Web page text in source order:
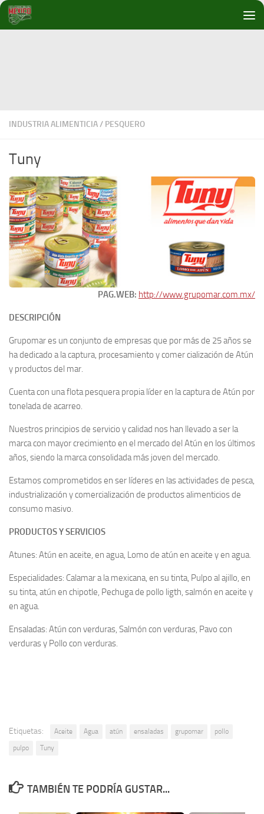
Debajo del contenido
INDUSTRIA ALIMENTICIA/ PESQUERO
Tuny
PAG.WEB: http://www.grupomar.com.mx/
DESCRIPCIÓN
Grupomar es un conjunto de empresas que por más de 25 años se
ha dedicado a la captura, procesamiento y comer cialización de Atún
y productos del mar.
Cuenta con una flota pesquera propia líder en la captura de Atún por
tonelada de acarreo.
Nuestros principios de servicio y calidad nos han llevado a ser la
marca con mayor crecimiento en el mercado del Atún en los últimos
años, siendo la marca consolidada más joven del mercado.
Estamos comprometidos en ser líderes en las actividades de pesca,
industrialización y comercialización de productos alimenticios de
consumo masivo.
PRODUCTOS Y SERVICIOS
Atunes: Atún en aceite, en agua, Lomo de atún en aceite y en agua.
Especialidades: Calamar a la mexicana, en su tinta, Pulpo al ajillo, en
su tinta, atún en chipotle, Pechuga de pollo ligth, salmón en aceite y
en agua.
Ensaladas: Atún con verduras, Salmón con verduras, Pavo con
verduras y Pollo con verduras.
Etiquetas: Aceite Agua atún ensaladas grupomar
pollo
pulpo
Tuny
TAMBIÉN TE PODRÍA GUSTAR...